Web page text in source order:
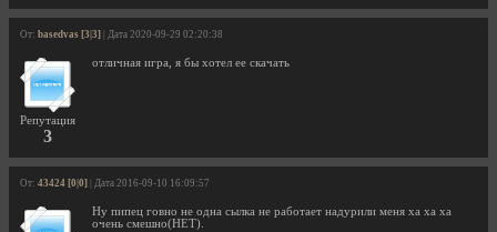
От: basedvas [3|3] | Дата 2020-09-29 02:20:38
Репутация
3
отличная игра, я бы хотел ее скачать
От: 43424 [0|0] | Дата 2016-09-10 16:09:57
Ну пипец говно не одна сылка не работает надурили меня ха ха ха
очень смешно(НЕТ).